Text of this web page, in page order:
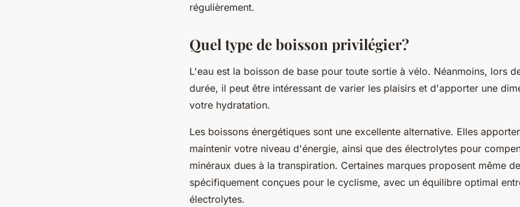
régulièrement.
Quel type de boisson privilégier?
L'eau est la boisson de base pour toute sortie à vélo. Néanmoins, lors
durée, il peut être intéressant de varier les plaisirs et d'apporter une
votre hydratation.
Les boissons énergétiques sont une excellente alternative. Elles
maintenir votre niveau d'énergie, ainsi que des électrolytes pour
minéraux dues à la transpiration. Certaines marques proposent même
spécifiquement conçues pour le cyclisme, avec un équilibre optimal
électrolytes.